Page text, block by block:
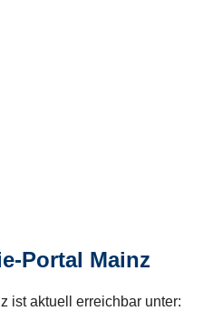
Portal Mainz
ist aktuell erreichbar unter: